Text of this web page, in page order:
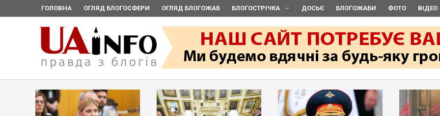
ГОЛОВНА ОГЛЯД БЛОГОСФЕРИ ОГЛЯД БЛОГОЖАБ БЛОГОСТРІЧКА ДОСЬЄ БЛОГОЖАБИ ФОТО ВІДЕО